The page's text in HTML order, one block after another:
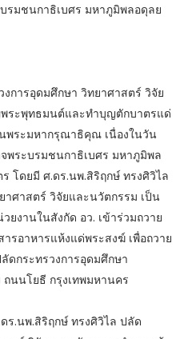
รมชนกาธิเบศร มหาภูมิพลอดุลย
การอุดมศึกษา วิทยาศาสตร์ วิจัย
ระพุทธมนต์และทำบุญตักบาตรแด่
พระมหากรุณาธิคุณ เนื่องในวัน
พระบรมชนกาธิเบศร มหาภูมิพล
โดยมี ศ.ดร.นพ.สิริฤกษ์ ทรงศิวิไล
ศาสตร์ วิจัยและนวัตกรรม เป็น
งานในสังกัด อว. เข้าร่วมถวาย
รอาหารแห้งแด่พระสงฆ์ เพื่อถวาย
ดกระทรวงการอุดมศึกษา
นนโยธี กรุงเทพมหานคร
ร.นพ.สิริฤกษ์ ทรงศิวิไล ปลัด